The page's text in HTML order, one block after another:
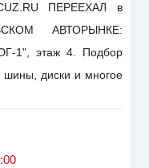
ПЕРЕЕХАЛ в
АВТОРЫНКЕ:
1", этаж 4. Подбор
шины, диски и многое